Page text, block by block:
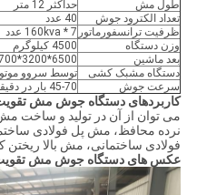
طول مش
حداکثر 12 متر
تعداد الکترود جوش
40 عدد
ظرفیت ترانسفورماتور 160kva * 7 عدد
وزن دستگاه
4500 کیلوگرم
بعد ماشین
6500*3200*1700 میلی متر
دستگاه مشبک کشی
توسط سروو
سرعت جوش
45-70 بار در دقیقه
کاربردهای دستگاه جوش مش
می توان از آن در تولید و ساخت
نرده محافظ، مش پل فولادی
فولادی ساختمانی، مش بالا ریختن
عکس های دستگاه جوش مش